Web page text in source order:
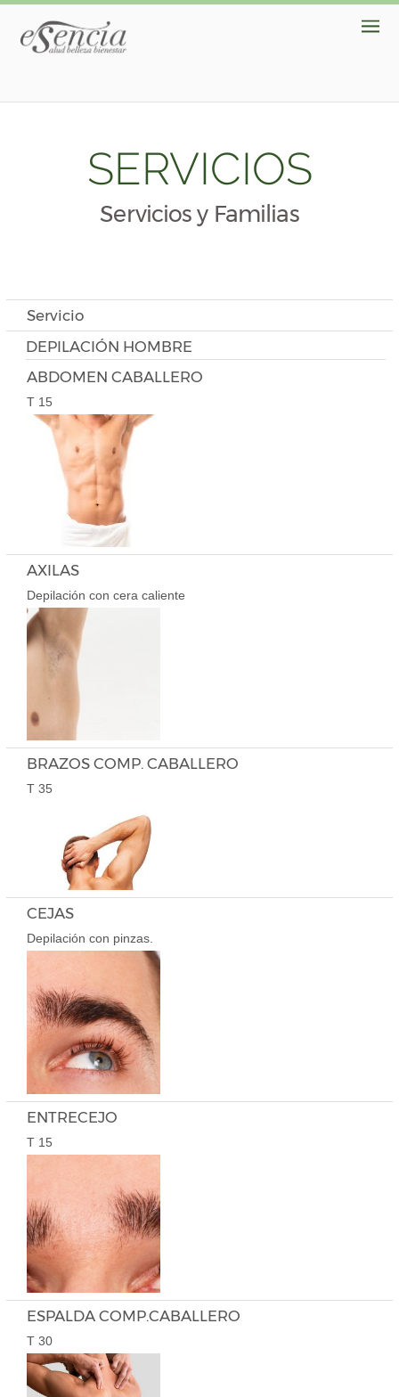
SERVICIOS
Servicios y Familias
Servicio
DEPILACIÓN HOMBRE
ABDOMEN CABALLERO
T 15
AXILAS
Depilación con cera caliente
BRAZOS COMP. CABALLERO
T 35
CEJAS
Depilación con pinzas.
ENTRECEJO
T 15
ESPALDA COMP.CABALLERO
T 30